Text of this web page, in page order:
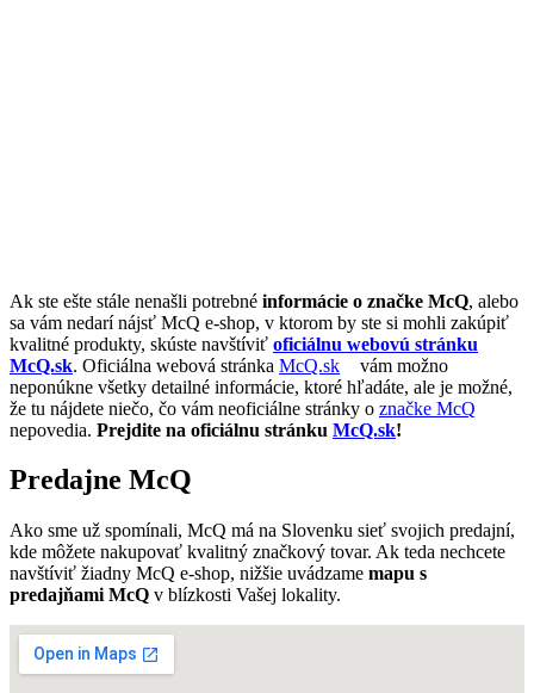
Ak ste ešte stále nenašli potrebné informácie o značke McQ, alebo
sa vám nedarí nájsť McQ e-shop, v ktorom by ste si mohli zakúpiť
kvalitné produkty, skúste navštíviť oficiálnu webovú stránku
McQ.sk. Oficiálna webová stránka McQ.sk
vám možno
neponúkne všetky detailné informácie, ktoré hľadáte, ale je možné,
že tu nájdete niečo, čo vám neoficiálne stránky o značke McQ
nepovedia. Prejdite na oficiálnu stránku McQ.sk!
Predajne McQ
Ako sme už spomínali, McQ má na Slovenku sieť svojich predajní,
kde môžete nakupovať kvalitný značkový tovar. Ak teda nechcete
navštíviť žiadny McQ e-shop, nižšie uvádzame mapu s
predajňami McQ v blízkosti Vašej lokality.